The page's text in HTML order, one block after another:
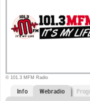
© 101.3 MFM Radio
Info Webradio